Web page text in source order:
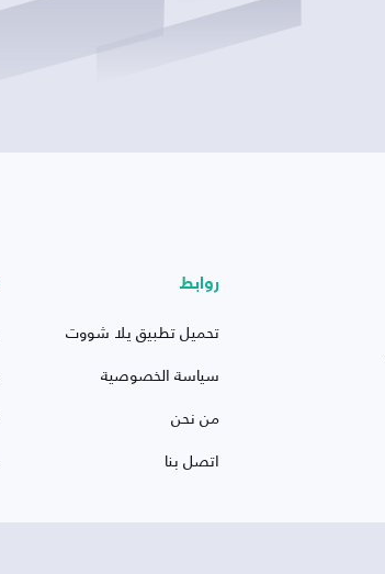
روابط
تحميل تطبيق يلا شووت
سياسة الخصوصية
من نحن
اتصل بنا